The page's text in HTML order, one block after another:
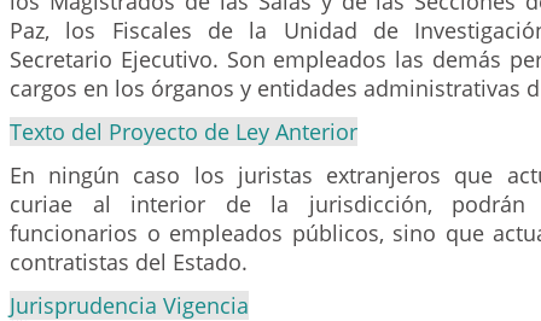
Paz, los Fiscales de la Unidad de
Secretario Ejecutivo. Son empleados las demás
cargos en los órganos y entidades administrativas
Texto del Proyecto de Ley Anterior
En ningún caso los juristas extranjeros que
curiae al interior de la jurisdicción, podrán
funcionarios o empleados públicos, sino que
contratistas del Estado.
Jurisprudencia Vigencia